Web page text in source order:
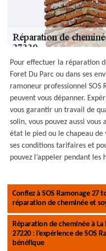
Pour effectuer la réparation
Foret Du Parc ou dans ses
ramoneur professionnel SOS
peuvent vous dépanner.
vous garantir un travail de
solin, vous pouvez aussi
état le pied ou le chapeau
ses conditions tarifaires et
pouvez l’appeler pendant les
Confiez à SOS Ramonage 27
réparation de cheminée et
Réparation de cheminée à La
27220 : l’expérience de SOS
bénéfique